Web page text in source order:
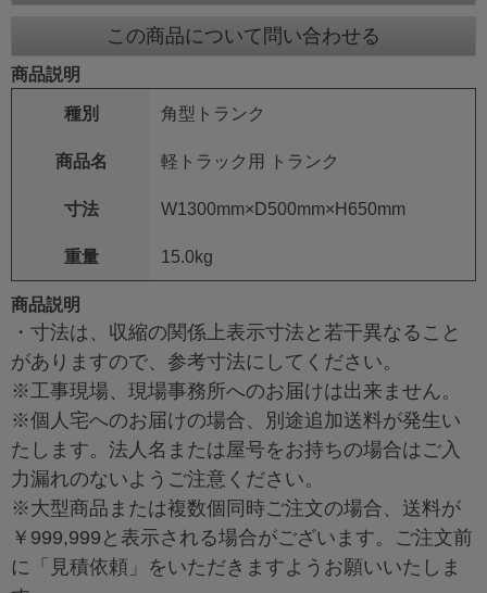
この商品について問い合わせる
商品説明
種別 角型トランク
商品名 軽トラック用 トランク
寸法 W1300mm×D500mm×H650mm
重量 15.0kg
商品説明
・寸法は、収縮の関係上表示寸法と若干異なること
がありますので、参考寸法にしてください。
※工事現場、現場事務所へのお届けは出来ません。
※個人宅へのお届けの場合、別途追加送料が発生い
たします。法人名または屋号をお持ちの場合はご入
力漏れのないようご注意ください。
※大型商品または複数個同時ご注文の場合、送料が
￥999,999と表示される場合がございます。ご注文前
に「見積依頼」をいただきますようお願いいたしま